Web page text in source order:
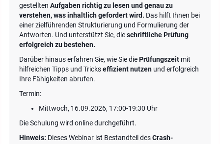
gestellten Aufgaben richtig zu lesen und genau zu
verstehen, was inhaltlich gefordert wird. Das hilft Ihnen bei
einer zielführenden Strukturierung und Formulierung der
Antworten. Und unterstützt Sie, dieschriftliche Prüfung
erfolgreich zu bestehen.
Darüber hinaus erfahren Sie, wie Sie diePrüfungszeit mit
hilfreichen Tipps und Trickseffizient nutzen und erfolgreich
Ihre Fähigkeiten abrufen.
Termin:
Mittwoch, 16.09.2026, 17:00-19:30 Uhr
Die Schulung wird online durchgeführt.
Hinweis: Dieses Webinar ist Bestandteil desCrash-